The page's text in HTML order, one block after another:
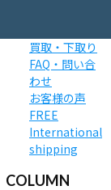
買取・下取り
FAQ・問い合
わせ
お客様の声
FREE
International
shipping
COLUMN